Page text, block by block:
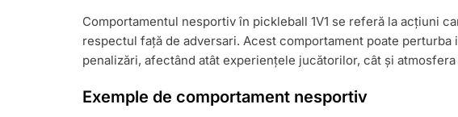
Comportamentul nesportiv în pickleball 1V1 se referă la acțiuni
respectul față de adversari. Acest comportament poate
penalizări, afectând atât experiențele jucătorilor, cât și
Exemple de comportament nesportiv